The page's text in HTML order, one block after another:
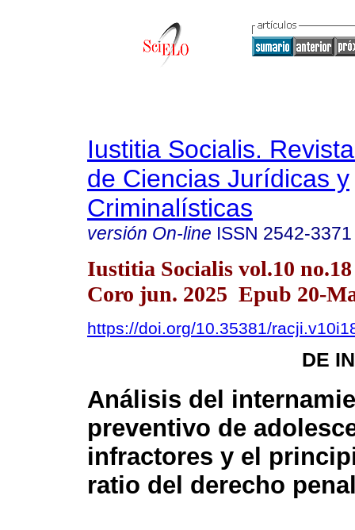
Iustitia Socialis.
de Ciencias Jurídicas y
Criminalísticas
versión On-line ISSN 2542-3371
Iustitia Socialis vol.10
Coro jun. 2025 Epub 20-
https://doi.org/10.35381/
DE
Análisis del
preventivo de
infractores y el
ratio del derecho